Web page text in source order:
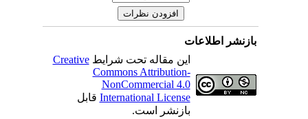
بازنشر اطلاعات
این مقاله تحت شرایطCreative
Commons Attribution-
NonCommercial 4.0
International Licenseقابل
بازنشر است.